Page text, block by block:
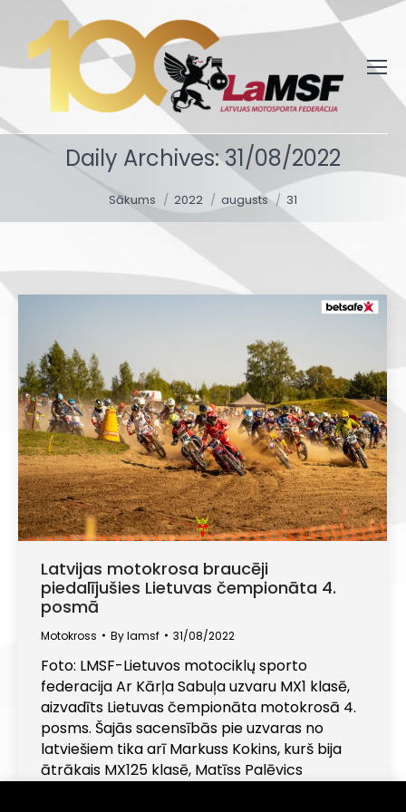
Daily Archives:31/08/2022
Sākums 2022 augusts 31
Latvijas motokrosa braucēji
piedalījušies Lietuvas čempionāta 4.
posmā
Motokross Bylamsf 31/08/2022
Foto: LMSF-Lietuvos motociklų sporto
federacija Ar Kārļa Sabuļa uzvaru MX1 klasē,
aizvadīts Lietuvas čempionāta motokrosā 4.
posms. Šajās sacensībās pie uzvaras no
latviešiem tika arī Markuss Kokins, kurš bija
ātrākais MX125 klasē, Matīss Palēvics